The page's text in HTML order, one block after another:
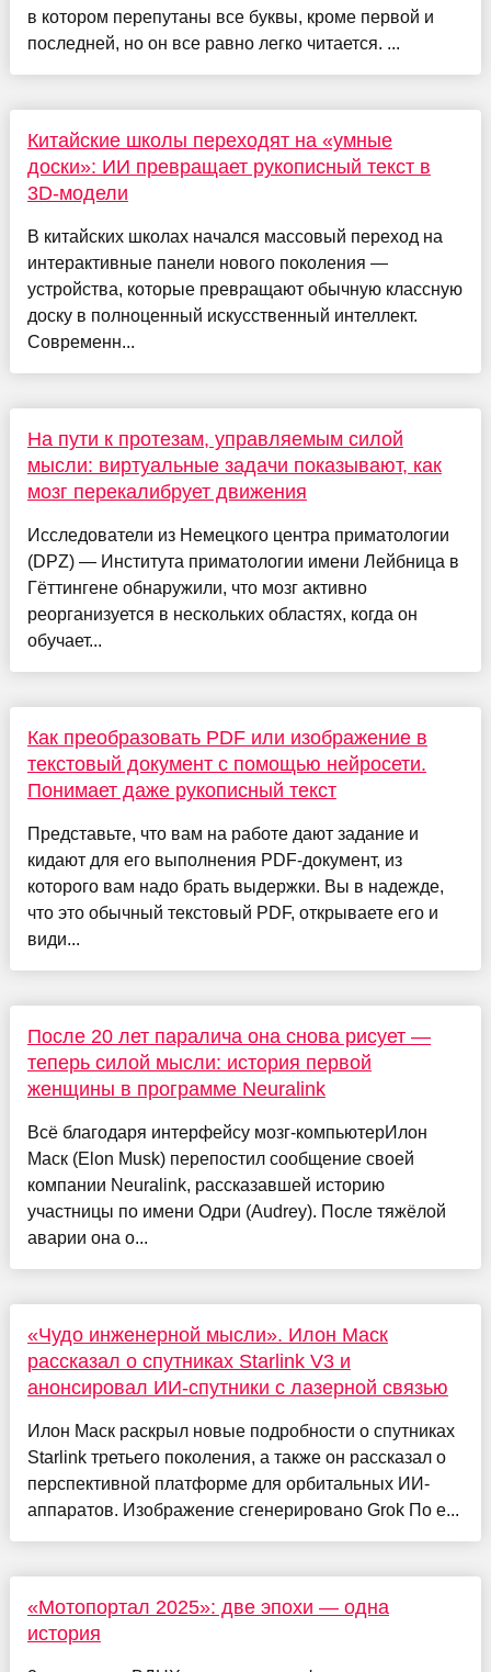
в котором перепутаны все буквы, кроме первой и
последней, но он все равно легко читается. ...
Китайские школы переходят на «умные
доски»: ИИ превращает рукописный текст в
3D-модели
В китайских школах начался массовый переход на
интерактивные панели нового поколения —
устройства, которые превращают обычную классную
доску в полноценный искусственный интеллект.
Современн...
На пути к протезам, управляемым силой
мысли: виртуальные задачи показывают, как
мозг перекалибрует движения
Исследователи из Немецкого центра приматологии
(DPZ) — Института приматологии имени Лейбница в
Гёттингене обнаружили, что мозг активно
реорганизуется в нескольких областях, когда он
обучает...
Как преобразовать PDF или изображение в
текстовый документ с помощью нейросети.
Понимает даже рукописный текст
Представьте, что вам на работе дают задание и
кидают для его выполнения PDF-документ, из
которого вам надо брать выдержки. Вы в надежде,
что это обычный текстовый PDF, открываете его и
види...
После 20 лет паралича она снова рисует —
теперь силой мысли: история первой
женщины в программе Neuralink
Всё благодаря интерфейсу мозг-компьютерИлон
Маск (Elon Musk) перепостил сообщение своей
компании Neuralink, рассказавшей историю
участницы по имени Одри (Audrey). После тяжёлой
аварии она о...
«Чудо инженерной мысли». Илон Маск
рассказал о спутниках Starlink V3 и
анонсировал ИИ-спутники с лазерной связью
Илон Маск раскрыл новые подробности о спутниках
Starlink третьего поколения, а также он рассказал о
перспективной платформе для орбитальных ИИ-
аппаратов. Изображение сгенерировано Grok По е...
«Мотопортал 2025»: две эпохи — одна
история